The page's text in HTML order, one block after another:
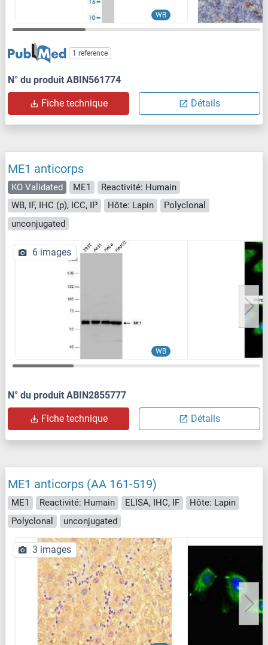
WB
1 reference
N° du produit ABIN561774
Fiche technique Détails
ME1 anticorps
KO Validated ME1
Reactivité: Humain
WB, IF, IHC (p), ICC, IP
Hôte: Lapin
Polyclonal
unconjugated
WB
6 images
N° du produit ABIN2855777
Fiche technique Détails
ME1 anticorps (AA 161-519)
ME1 Reactivité: Humain ELISA, IHC, IF
Hôte: Lapin
Polyclonal
unconjugated
3 images